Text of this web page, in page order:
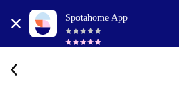
Spotahome App